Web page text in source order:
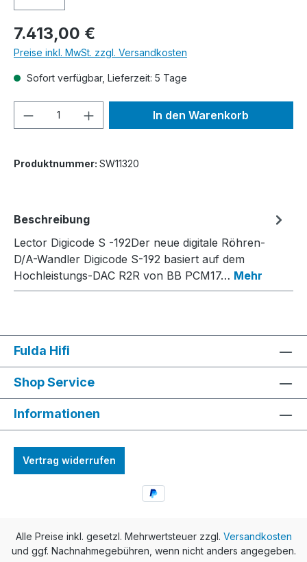
Regulärer Preis:
7.413,00 €
Preise inkl. MwSt. zzgl. Versandkosten
Sofort verfügbar, Lieferzeit: 5 Tage
Produkt Anzahl: Gib denIn den Warenkorb
Produktnummer: SW11320
Beschreibung
Lector Digicode S -192Der neue digitale Röhren-
D/A-Wandler Digicode S-192 basiert auf dem
Hochleistungs-DAC R2R von BB PCM17… Mehr
Fulda Hifi
Shop Service
Informationen
Vertrag widerrufen
Alle Preise inkl. gesetzl. Mehrwertsteuer zzgl. Versandkosten
und ggf. Nachnahmegebühren, wenn nicht anders angegeben.